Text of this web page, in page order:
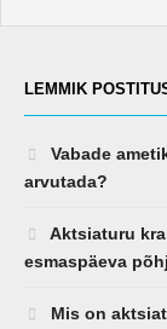
LEMMIK
Vabade
arvutada?
Aktsiaturu
esmaspäeva
Mis on